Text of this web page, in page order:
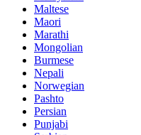
Maltese
Maori
Marathi
Mongolian
Burmese
Nepali
Norwegian
Pashto
Persian
Punjabi